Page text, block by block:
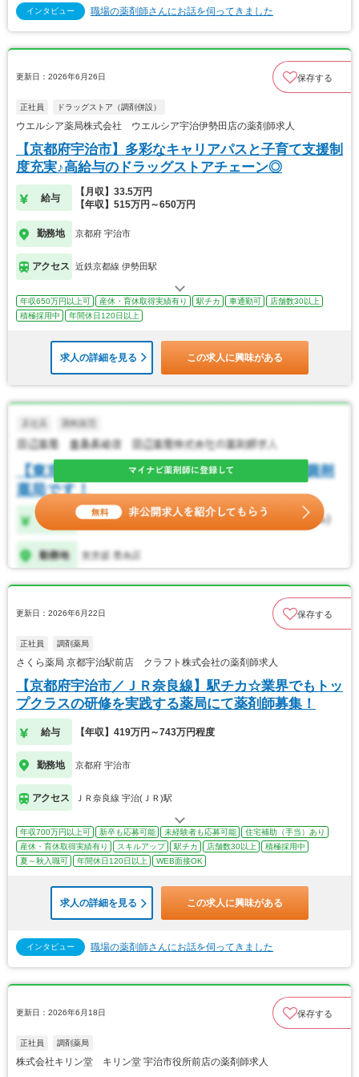
インタビュー 職場の薬剤師さんにお話を伺ってきました
更新日：2026年6月26日 保存する
正社員 ドラッグストア（調剤併設）
ウエルシア薬局株式会社 ウエルシア宇治伊勢田店の薬剤師求人
【京都府宇治市】多彩なキャリアパスと子育て支援制
度充実♪高給与のドラッグストアチェーン◎
給与
【月収】33.5万円
【年収】515万円～650万円
勤務地 京都府 宇治市
アクセス 近鉄京都線 伊勢田駅
年収650万円以上可 産休・育休取得実績有り 駅チカ 車通勤可
店舗数30以上
積極採用中
年間休日120日以上
求人の詳細を見る この求人に興味がある
更新日：2026年6月22日 保存する
正社員 調剤薬局
さくら薬局 京都宇治駅前店 クラフト株式会社の薬剤師求人
【京都府宇治市／ＪＲ奈良線】駅チカ☆業界でもトッ
プクラスの研修を実践する薬局にて薬剤師募集！
給与 【年収】419万円～743万円程度
勤務地 京都府 宇治市
アクセス ＪＲ奈良線 宇治(ＪＲ)駅
年収700万円以上可 新卒も応募可能 未経験者も応募可能
住宅補助（手当）あり
産休・育休取得実績有り
スキルアップ 駅チカ 店舗数30以上
積極採用中
夏～秋入職可
年間休日120日以上 WEB面接OK
求人の詳細を見る この求人に興味がある
インタビュー 職場の薬剤師さんにお話を伺ってきました
更新日：2026年6月18日 保存する
正社員 調剤薬局
株式会社キリン堂 キリン堂 宇治市役所前店の薬剤師求人